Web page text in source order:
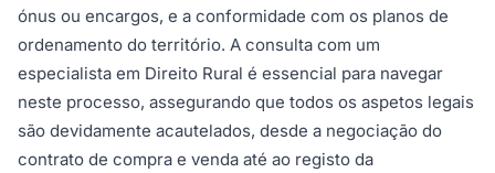
ónus ou encargos, e a conformidade com os planos de
ordenamento do território. A consulta com um
especialista em Direito Rural é essencial para navegar
neste processo, assegurando que todos os aspetos legais
são devidamente acautelados, desde a negociação do
contrato de compra e venda até ao registo da